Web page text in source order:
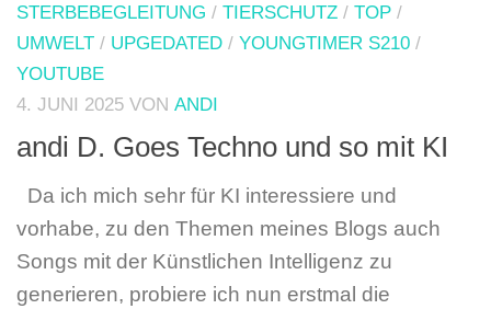
STERBEBEGLEITUNG / TIERSCHUTZ / TOP /
UMWELT / UPGEDATED / YOUNGTIMER S210 /
YOUTUBE
4. JUNI 2025 VON ANDI
andi D. Goes Techno und so mit KI
Da ich mich sehr für KI interessiere und
vorhabe, zu den Themen meines Blogs auch
Songs mit der Künstlichen Intelligenz zu
generieren, probiere ich nun erstmal die